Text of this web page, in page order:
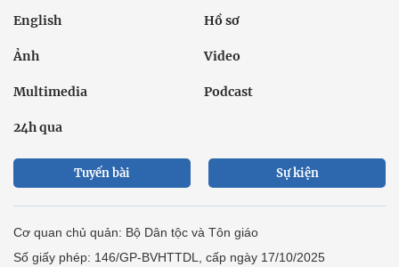
English Hồ sơ
Ảnh Video
Multimedia Podcast
24h qua
Tuyến bài Sự kiện
Cơ quan chủ quản: Bộ Dân tộc và Tôn giáo
Số giấy phép: 146/GP-BVHTTDL, cấp ngày 17/10/2025